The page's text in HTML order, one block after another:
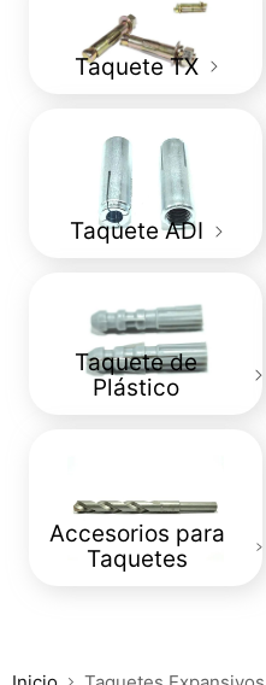
Taquete TX
Taquete ADI
Taquete de
Plástico
Accesorios para
Taquetes